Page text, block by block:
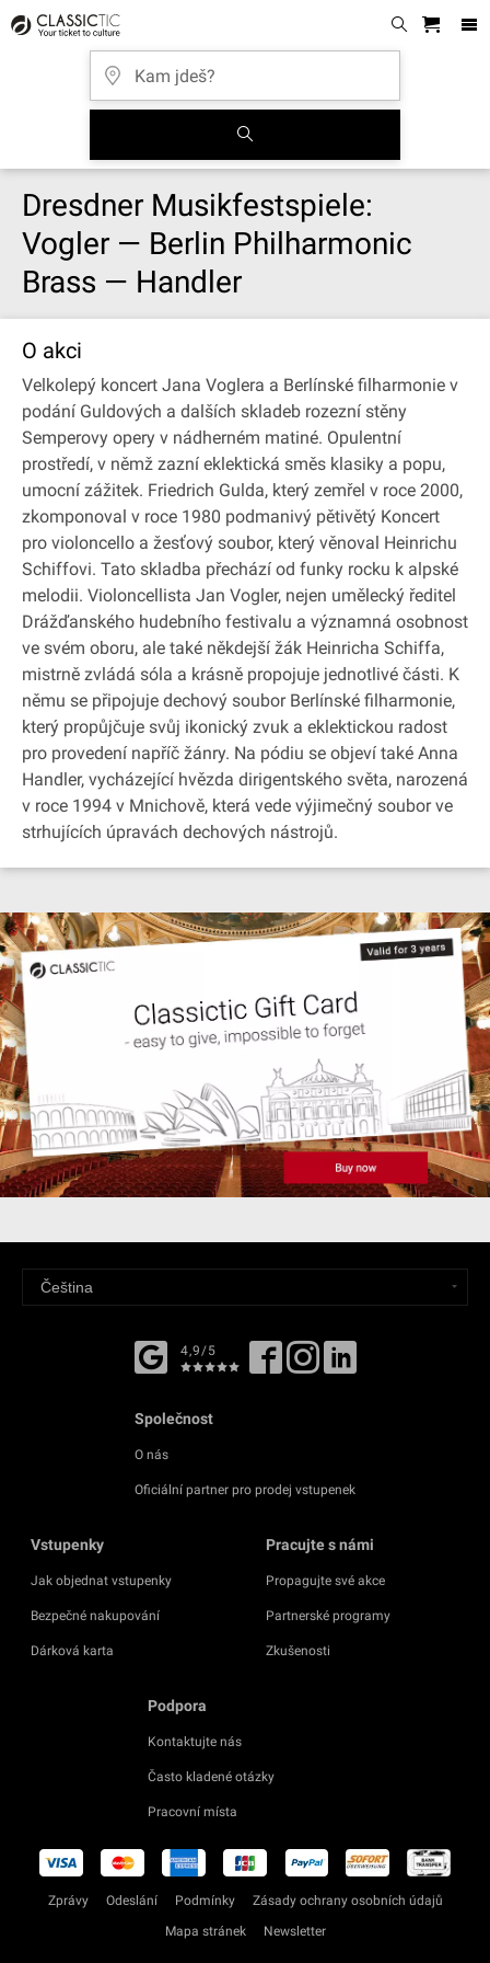
Dresdner Musikfestspiele:
Vogler — Berlin Philharmonic
Brass — Handler
O akci
Velkolepý koncert Jana Voglera a Berlínské filharmonie v
podání Guldových a dalších skladeb rozezní stěny
Semperovy opery v nádherném matiné. Opulentní
prostředí, v němž zazní eklektická směs klasiky a popu,
umocní zážitek. Friedrich Gulda, který zemřel v roce 2000,
zkomponoval v roce 1980 podmanivý pětivětý Koncert
pro violoncello a žesťový soubor, který věnoval Heinrichu
Schiffovi. Tato skladba přechází od funky rocku k alpské
melodii. Violoncellista Jan Vogler, nejen umělecký ředitel
Drážďanského hudebního festivalu a významná osobnost
ve svém oboru, ale také někdejší žák Heinricha Schiffa,
mistrně zvládá sóla a krásně propojuje jednotlivé části. K
němu se připojuje dechový soubor Berlínské filharmonie,
který propůjčuje svůj ikonický zvuk a eklektickou radost
pro provedení napříč žánry. Na pódiu se objeví také Anna
Handler, vycházející hvězda dirigentského světa, narozená
v roce 1994 v Mnichově, která vede výjimečný soubor ve
strhujících úpravách dechových nástrojů.
4,9/5
Společnost
O nás
Oficiální partner pro prodej vstupenek
Vstupenky
Jak objednat vstupenky
Bezpečné nakupování
Dárková karta
Pracujte s námi
Propagujte své akce
Partnerské programy
Zkušenosti
Podpora
Kontaktujte nás
Často kladené otázky
Pracovní místa
Zprávy Odeslání Podmínky
Zásady ochrany osobních údajů
Mapa stránek
Newsletter